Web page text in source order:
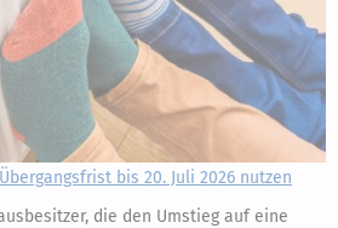
bis 20. Juli 2026 nutzen
die den Umstieg auf eine